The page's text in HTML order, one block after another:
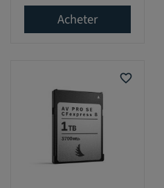
Acheter
favorite_border